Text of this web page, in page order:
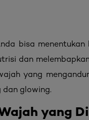
bisa
dan
yang
dan glowing.
yang